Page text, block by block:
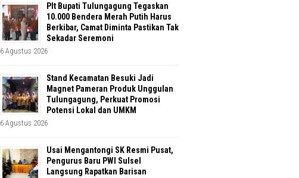
Plt Bupati Tulungagung Tegaskan
10.000 Bendera Merah Putih Harus
Berkibar, Camat Diminta Pastikan Tak
Sekadar Seremoni
6 Agustus 2026
Stand Kecamatan Besuki Jadi
Magnet Pameran Produk Unggulan
Tulungagung, Perkuat Promosi
Potensi Lokal dan UMKM
6 Agustus 2026
Usai Mengantongi SK Resmi Pusat,
Pengurus Baru PWI Sulsel
Langsung Rapatkan Barisan